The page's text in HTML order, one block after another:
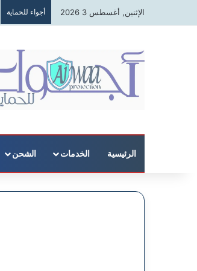
الإثنين, أغسطس 3 2026 أجواء للحماية
الرئيسية الخدمات الشحن